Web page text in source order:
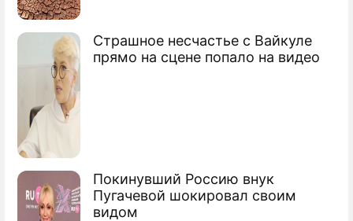
Страшное несчастье с Вайкуле
прямо на сцене попало на видео
Покинувший Россию внук
Пугачевой шокировал своим
видом